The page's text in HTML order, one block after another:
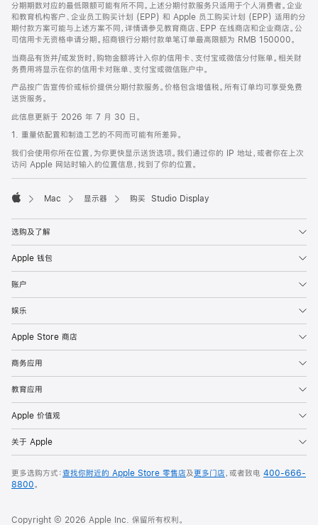
分期期数对应的最低限额可能有所不同。上述分期付款服务只适用于个人消费者。企业
和教育机构客户、企业员工购买计划 (EPP) 和 Apple 员工购买计划 (EPP) 适用的分
期付款方案可能与上述方案不同，详情请参见教育商店、EPP 在线商店和企业商店。公
司信用卡无资格申请分期。招商银行分期付款单笔订单最高限额为 RMB 150000。
当商品有货并/或发货时，购物金额将计入你的信用卡、支付宝或微信分付账单。相关财
务费用将显示在你的信用卡对账单、支付宝或微信账户中。
产品按广告宣传价或标价提供分期付款服务。价格包含增值税。所有订单均可享受免费
送货服务。
此信息更新于 2026 年 7 月 30 日。
1. 重量依配置和制造工艺的不同而可能有所差异。
我们会使用你所在位置，为你更快显示送货选项。我们通过你的 IP 地址，或者你在上次
访问 Apple 网站时输入的位置信息，找到了你的位置。
Mac 显示器 购买 Studio Display
选购及了解
Apple 钱包
账户
娱乐
Apple Store 商店
商务应用
教育应用
Apple 价值观
关于 Apple
更多选购方式：查找你附近的 Apple Store 零售店及更多门店，或者致电 400-666-
8800。
Copyright © 2026 Apple Inc. 保留所有权利。